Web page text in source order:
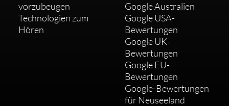
vorzubeugen
Technologien zum
Hören
Google Australien
Google USA-
Bewertungen
Google UK-
Bewertungen
Google EU-
Bewertungen
Google-Bewertungen
für Neuseeland